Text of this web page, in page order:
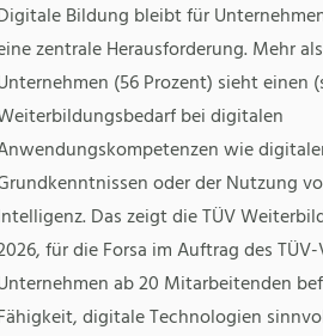
Bildung bleibt für
zentrale Herausforderung. Mehr
(56 Prozent) sieht einen
bei digitalen
wie
oder der Nutzung
Das zeigt die TÜV
für die Forsa im Auftrag des
ab 20 Mitarbeitenden
digitale Technologien